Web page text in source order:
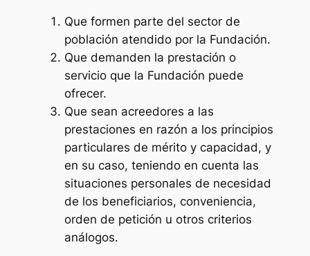
Que formen parte del sector de
población atendido por la Fundación.
Que demanden la prestación o
servicio que la Fundación puede
ofrecer.
Que sean acreedores a las
prestaciones en razón a los principios
particulares de mérito y capacidad, y
en su caso, teniendo en cuenta las
situaciones personales de necesidad
de los beneficiarios, conveniencia,
orden de petición u otros criterios
análogos.